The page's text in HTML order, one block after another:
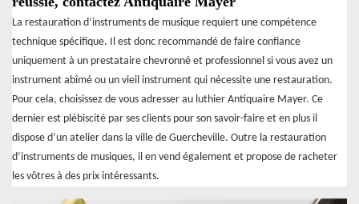
La restauration d’instruments de musique requiert une compétence
technique spécifique. Il est donc recommandé de faire confiance
uniquement à un prestataire chevronné et professionnel si vous avez un
instrument abîmé ou un vieil instrument qui nécessite une restauration.
Pour cela, choisissez de vous adresser au luthier Antiquaire Mayer. Ce
dernier est plébiscité par ses clients pour son savoir-faire et en plus il
dispose d’un atelier dans la ville de Guercheville. Outre la restauration
d’instruments de musiques, il en vend également et propose de racheter
les vôtres à des prix intéressants.